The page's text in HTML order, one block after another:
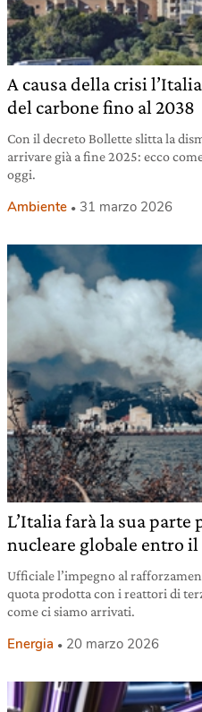
A causa della crisi
del carbone fino al 2038
Con il decreto Bollette slitta la
arrivare già a fine 2025: ecco
oggi.
Ambiente 31 marzo 2026
L’Italia farà la sua
nucleare globale entro il
Ufficiale l’impegno al
quota prodotta con i reattori di
come ci siamo arrivati.
Energia 20 marzo 2026